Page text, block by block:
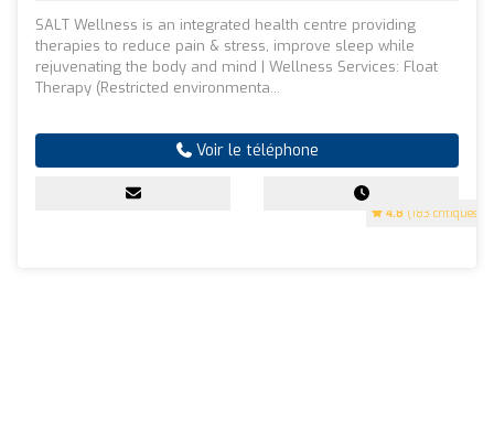
4.8 (183 critiques)
SALT Wellness is an integrated health centre providing
therapies to reduce pain & stress, improve sleep while
rejuvenating the body and mind | Wellness Services: Float
Therapy (Restricted environmenta...
Voir le téléphone